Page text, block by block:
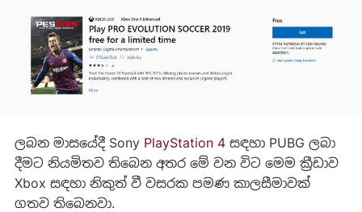
ලබන මාසයේදී Sony PlayStation 4සඳහා PUBG ලබා
දීමට නියමිතව තිබෙන අතර මේ වන විට මෙම ක්‍රීඩාව
Xbox සඳහා නිකුත් වී වසරක පමණ කාලසීමාවක්
ගතව තිබෙනවා.